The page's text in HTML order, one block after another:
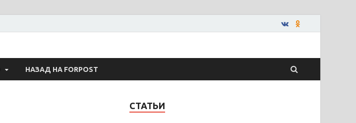
НАЗАД НА FORPOST
СТАТЬИ